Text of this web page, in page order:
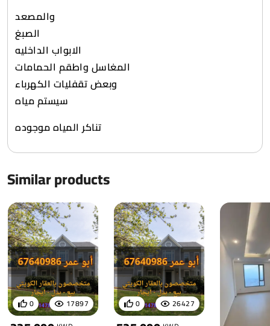
والمصعد
الصبغ
الابواب الداخليه
المغاسل واطقم الحمامات
وبعض تقفليات الكهرباء
سيستم مياه
تناكر المياه موجوده
Similar products
17897
0 26427
0